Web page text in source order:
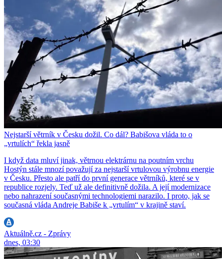
Nejstarší větrník v Česku dožil. Co dál? Babišova vláda to o
„vrtulích“ řekla jasně
I když data mluví jinak, větrnou elektrárnu na poutním vrchu
Hostýn stále mnozí považují za nejstarší vrtulovou výrobnu energie
v Česku. Přesto ale patří do první generace větrníků, které se v
republice rozjely. Teď už ale definitivně dožila. A její modernizace
nebo nahrazení současnými technologiemi narazilo. I proto, jak se
současná vláda Andreje Babiše k „vrtulím“ v krajině staví.
Aktuálně.cz - Zprávy
dnes, 03:30